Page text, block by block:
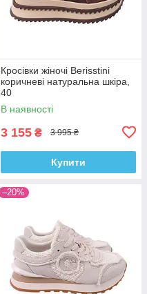
Кросівки жіночі Berisstini
коричневі натуральна шкіра,
40
В наявності
3 155 ₴ 3 995 ₴
Купити
–20%